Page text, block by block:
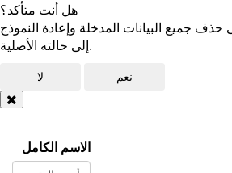
هل أنت متأكد؟
حذف جميع البيانات المدخلة وإعادة النموذج
إلى حالته الأصلية.
لا نعم
الاسم الكامل